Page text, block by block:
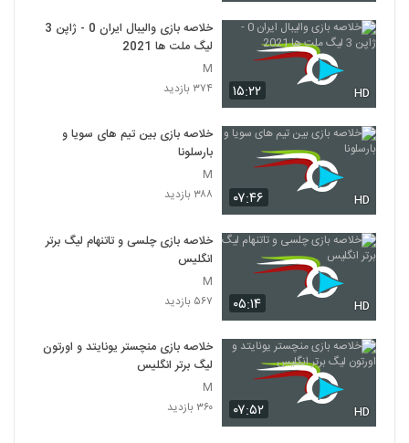
۱۵:۲۲ HD
خلاصه بازی والیبال ایران 0 - ژاپن 3
لیگ ملت ها 2021
M
۳۷۴ بازدید
۰۷:۴۶ HD
خلاصه بازی بین تیم های سویا و
بارسلونا
M
۳۸۸ بازدید
۰۵:۱۴ HD
خلاصه بازی چلسی و تاتنهام لیگ برتر
انگلیس
M
۵۶۷ بازدید
۰۷:۵۲ HD
خلاصه بازی منچستر یونایتد و اورتون
لیگ برتر انگلیس
M
۳۶۰ بازدید